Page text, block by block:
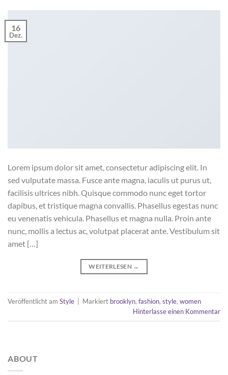
16
Dez.
Lorem ipsum dolor sit amet, consectetur adipiscing elit. In
sed vulputate massa. Fusce ante magna, iaculis ut purus ut,
facilisis ultrices nibh. Quisque commodo nunc eget tortor
dapibus, et tristique magna convallis. Phasellus egestas nunc
eu venenatis vehicula. Phasellus et magna nulla. Proin ante
nunc, mollis a lectus ac, volutpat placerat ante. Vestibulum sit
amet […]
WEITERLESEN →
Veröffentlicht am Style Markiert brooklyn, fashion, style, women
Hinterlasse einen Kommentar
ABOUT